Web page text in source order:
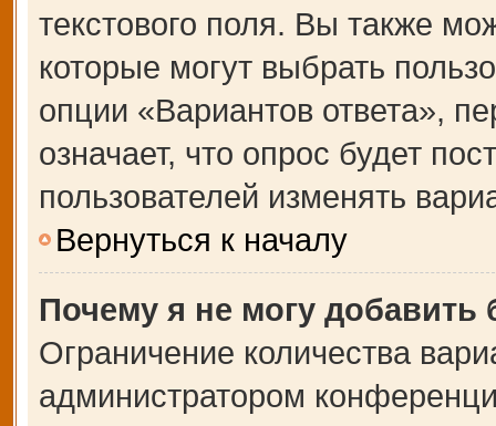
текстового поля. Вы также
которые могут выбрать
опции «Вариантов ответа»,
означает, что опрос будет
пользователей изменять
Вернуться к началу
Почему я не могу добавить
Ограничение количества
администратором